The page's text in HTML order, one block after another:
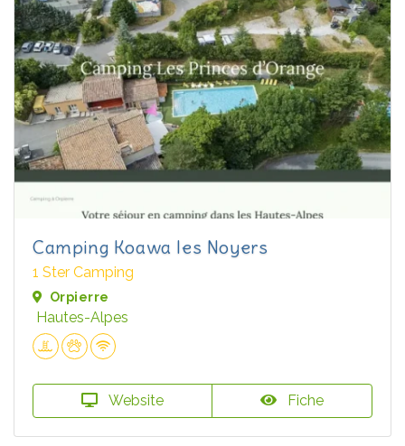
Camping Koawa les Noyers
1 Ster Camping
Orpierre
Hautes-Alpes
Website Fiche